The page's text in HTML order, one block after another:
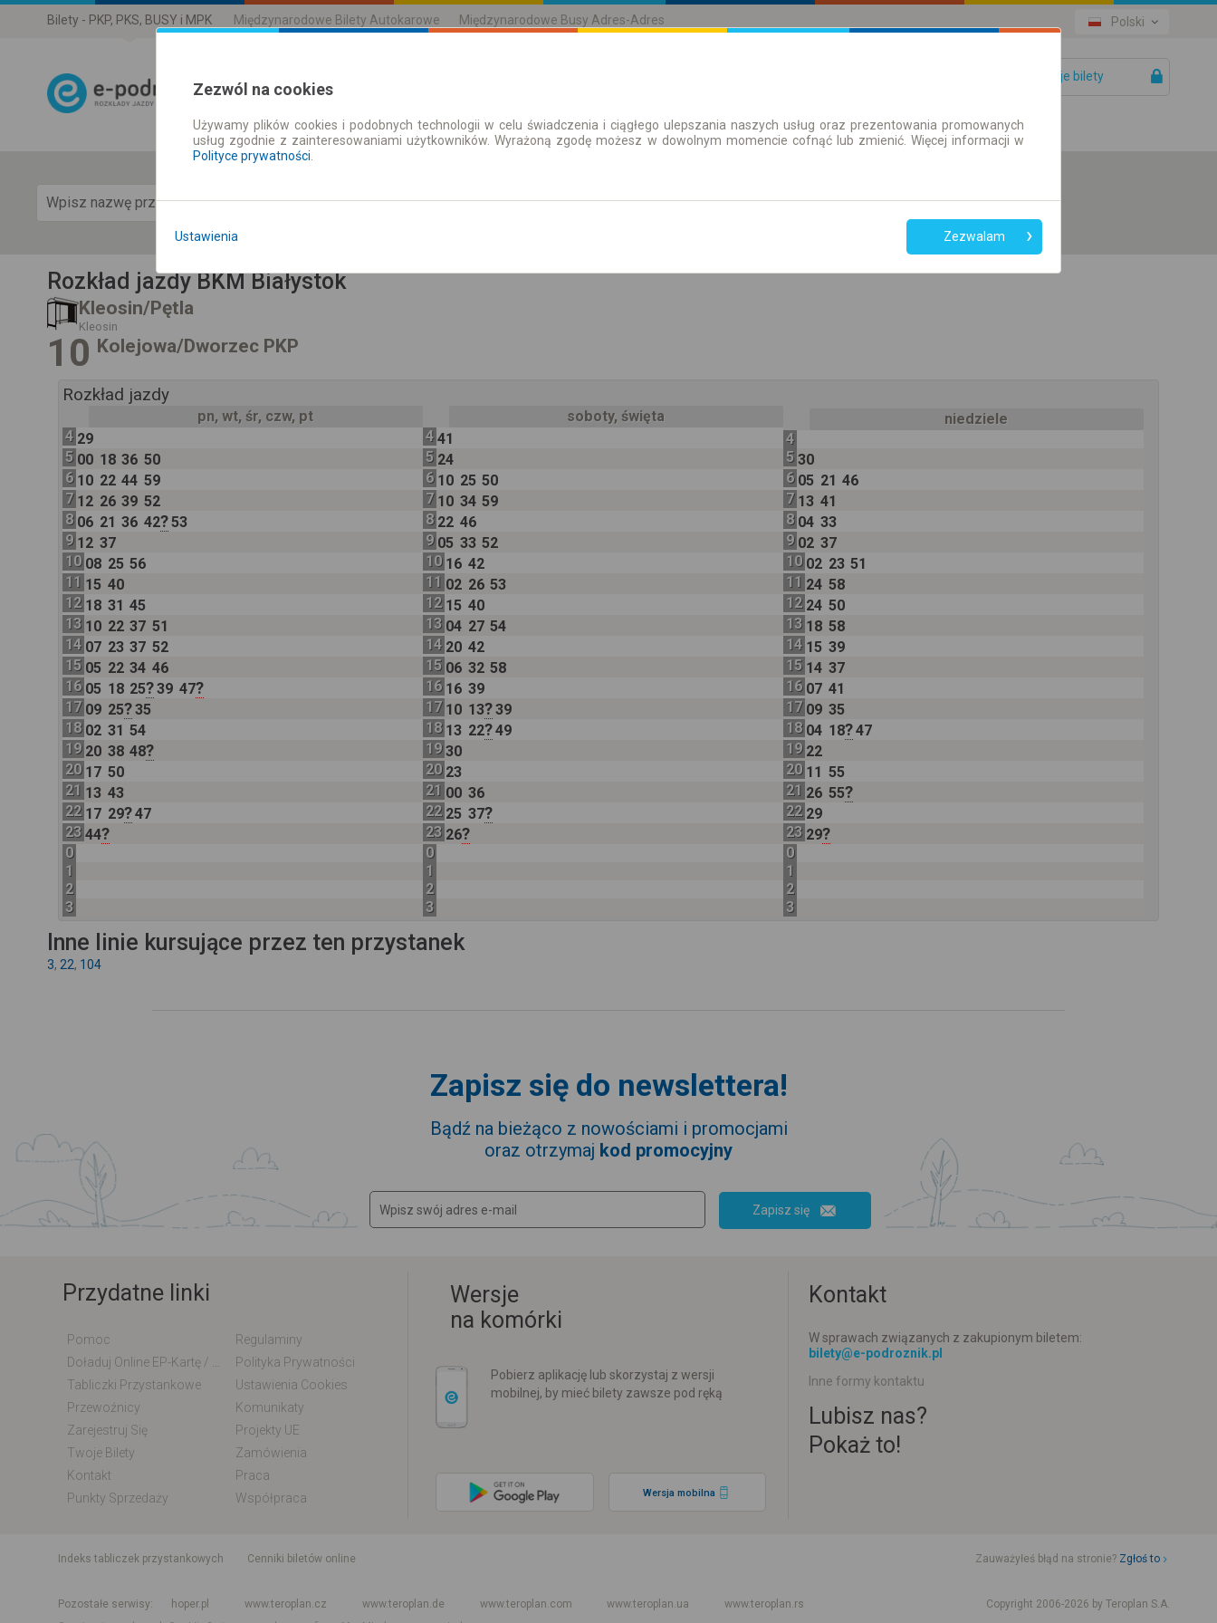
Bilety - PKP, PKS, BUSY i MPK Międzynarodowe Bilety Autokarowe Międzynarodowe Busy Adres-Adres Polski
Twoje bilety
Rozkład Jazdy | Bilety Bilety okresowe
Pokaż rozkład
Rozkład jazdy BKM Białystok
Kleosin/Pętla
Kleosin
10 Kolejowa/Dworzec PKP
Rozkład jazdy
pn, wt, śr, czw, pt
4 29
5 00 18 36 50
6 10 22 44 59
7 12 26 39 52
8 06 21 36 42?53
9 12 37
10 08 25 56
11 15 40
12 18 31 45
13 10 22 37 51
14 07 23 37 52
15 05 22 34 46
16 05 18 25?39 47?
17 09 25?35
18 02 31 54
19 20 38 48?
20 17 50
21 13 43
22 17 29?47
23 44?
0
1
2
3
soboty, święta
4 41
5 24
6 10 25 50
7 10 34 59
8 22 46
9 05 33 52
10 16 42
11 02 26 53
12 15 40
13 04 27 54
14 20 42
15 06 32 58
16 16 39
17 10 13?39
18 13 22?49
19 30
20 23
21 00 36
22 25 37?
23 26?
0
1
2
3
niedziele
4
5 30
6 05 21 46
7 13 41
8 04 33
9 02 37
10 02 23 51
11 24 58
12 24 50
13 18 58
14 15 39
15 14 37
16 07 41
17 09 35
18 04 18?47
19 22
20 11 55
21 26 55?
22 29
23 29?
0
1
2
3
Inne linie kursujące przez ten przystanek
3, 22, 104
Zapisz się do newslettera!
Bądź na bieżąco z nowościami i promocjami
oraz otrzymaj kod promocyjny
Zapisz się
Przydatne linki
Pomoc
Regulaminy
Polityka Prywatności
Tabliczki Przystankowe
Ustawienia Cookies
Przewoźnicy
Komunikaty
Zarejestruj Się
Projekty UE
Twoje Bilety
Zamówienia
Kontakt
Praca
Punkty Sprzedaży
Współpraca
Wersje
na komórki
Pobierz aplikację lub skorzystaj z wersji
mobilnej, by mieć bilety zawsze pod ręką
Wersja mobilna
Kontakt
W sprawach związanych z zakupionym biletem:
bilety@e-podroznik.pl
Inne formy kontaktu
Lubisz nas?
Pokaż to!
indeks tabliczek przystankowych Cenniki biletów online Zauważyłeś błąd na stronie? Zgłoś to
Pozostałe serwisy
hoper.pl www.teroplan.cz www.teroplan.de www.teroplan.com www.teroplan.ua www.teroplan.rs
Copyright 2006-2026 by Teroplan S.A.
Zezwól na cookies
Używamy plików cookies i podobnych technologii w celu świadczenia i ciągłego ulepszania naszych usług oraz prezentowania promowanych
usług zgodnie z zainteresowaniami użytkowników. Wyrażoną zgodę możesz w dowolnym momencie cofnąć lub zmienić. Więcej informacji w
Polityce prywatności
Ustawienia Zezwalam